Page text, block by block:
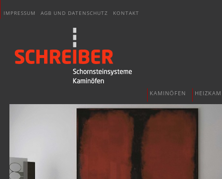
IMPRESSUM AGB UND DATENSCHUTZ KONTAKT
KAMINÖFEN